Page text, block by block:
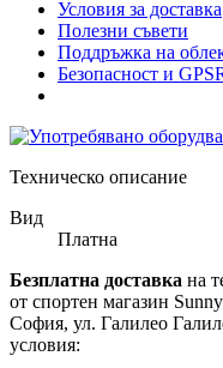
Условия за доставка
Полезни съвети
Поддръжка на
Безопасност и
Техническо описание
Вид
Платна
Безплатна доставка на
от спортен магазин
София, ул. Галилео
условия: